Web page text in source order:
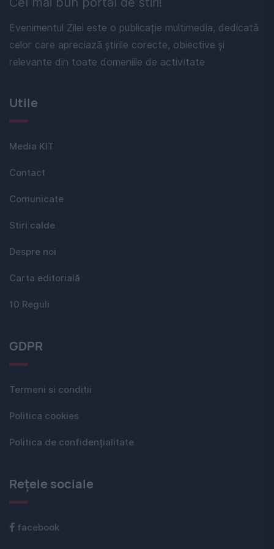
Evenimentul Zilei este o publicație multimedia, dedicată
celor care apreciază știrile corecte, obiective și
relevante din toate domeniile de activitate
Utile
Media KIT
Contact
Comunicate
Stiri calde
Despre noi
Carta editorială
10 Reguli
GDPR
Termeni si conditii
Politica cookies
Politica de confidențialitate
Rețele sociale
facebook